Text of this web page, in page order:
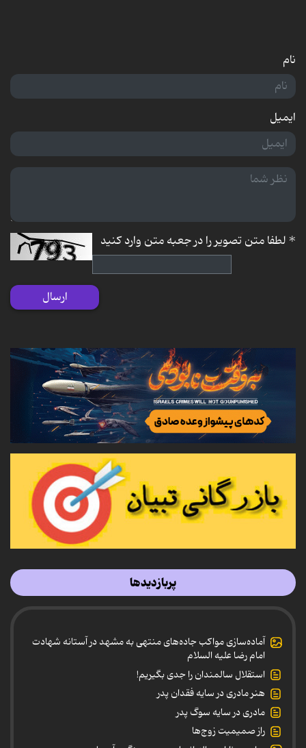
نام
ایمیل
*لطفا متن تصویر را در جعبه متن وارد کنید
ارسال
پربازدیدها
آماده‌سازی مواکب جاده‌های منتهی به مشهد در آستانه شهادت
امام رضا علیه السلام
استقلال سالمندان را جدی بگیریم!
هنر مادری در سایه‌ فقدان پدر
مادری در سایه سوگ پدر
راز صمیمیت زوج‌ها